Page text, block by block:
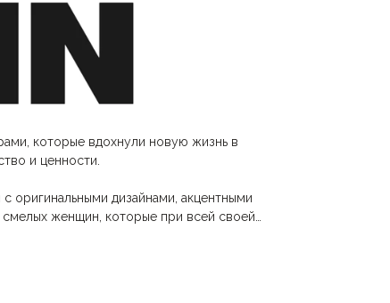
которые вдохнули новую жизнь в
и ценности.
оригинальными дизайнами, акцентными
женщин, которые при всей своей